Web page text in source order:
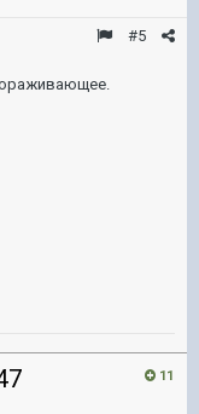
#5
11